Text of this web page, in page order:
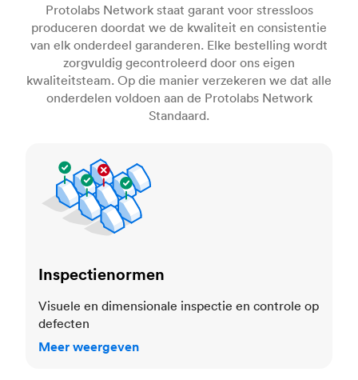
Protolabs Network staat garant voor stressloos
produceren doordat we de kwaliteit en consistentie
van elk onderdeel garanderen. Elke bestelling wordt
zorgvuldig gecontroleerd door ons eigen
kwaliteitsteam. Op die manier verzekeren we dat alle
onderdelen voldoen aan de Protolabs Network
Standaard.
Inspectienormen
Visuele en dimensionale inspectie en controle op
defecten
Meer weergeven